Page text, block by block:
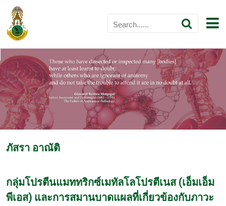
ภัสรา อาณัติ
กลุ่มโปรตีนแมททริกซ์เมทัลโลโปรตีเนส (เอ็มเอ็ม
พีเอส) และการสมานบาดแผลที่เกี่ยวข้องกับภาวะ